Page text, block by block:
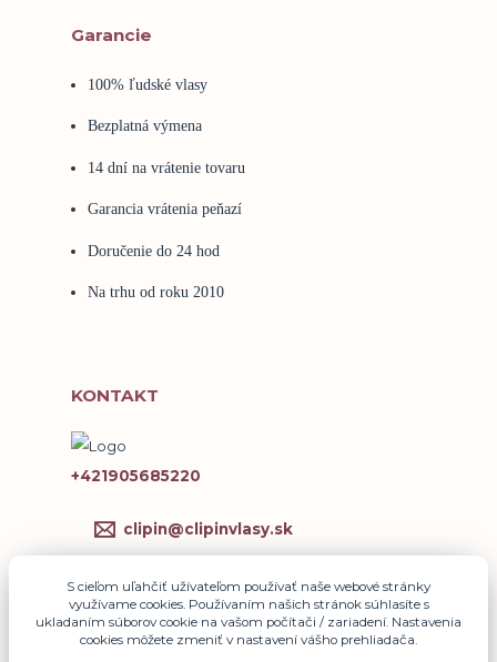
Garancie
100% ľudské vlasy
Bezplatná výmena
14 dní na vrátenie tovaru
Garancia vrátenia peňazí
Doručenie do 24 hod
Na trhu od roku 2010
KONTAKT
+421905685220
clipin@clipinvlasy.sk
S cieľom uľahčiť užívateľom používať naše webové stránky
využívame cookies. Používaním našich stránok súhlasíte s
ukladaním súborov cookie na vašom počítači / zariadení. Nastavenia
cookies môžete zmeniť v nastavení vášho prehliadača.